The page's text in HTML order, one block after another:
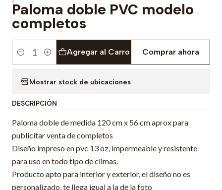
Paloma doble PVC modelo
completos
Cantidad
Agregar al Carro Comprar ahora
Mostrar stock de ubicaciones
DESCRIPCIÓN
Paloma doble de medida 120 cm x 56 cm aprox para
publicitar venta de completos
Diseño impreso en pvc 13 oz, impermeable y resistente
para uso en todo tipo de climas.
Producto apto para interior y exterior, el diseño no es
personalizado, te llega igual a la de la foto